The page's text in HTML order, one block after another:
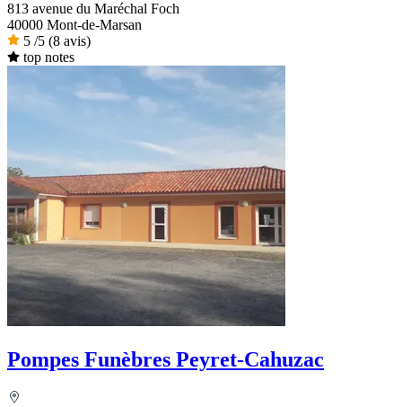
813 avenue du Maréchal Foch
40000 Mont-de-Marsan
5 /5 (8 avis)
top notes
Pompes Funèbres Peyret-Cahuzac